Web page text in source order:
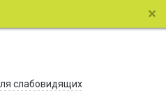
слабовидящих